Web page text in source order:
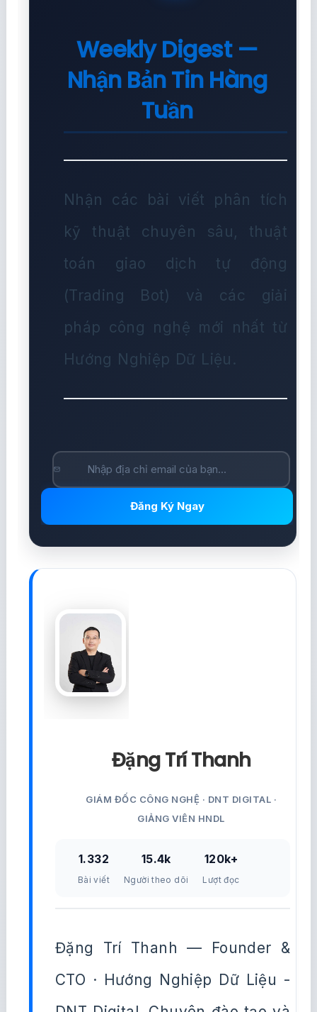
Weekly Digest —
Nhận Bản Tin Hàng
Tuần
Nhận các bài viết phân tích
kỹ thuật chuyên sâu, thuật
toán giao dịch tự động
(Trading Bot) và các giải
pháp công nghệ mới nhất từ
Hướng Nghiệp Dữ Liệu.
Đăng Ký Ngay
Đặng Trí Thanh
GIÁM ĐỐC CÔNG NGHỆ · DNT DIGITAL ·
GIẢNG VIÊN HNDL
1.332
Bài viết
15.4k
Người theo dõi
120k+
Lượt đọc
Đặng Trí Thanh — Founder &
CTO · Hướng Nghiệp Dữ Liệu -